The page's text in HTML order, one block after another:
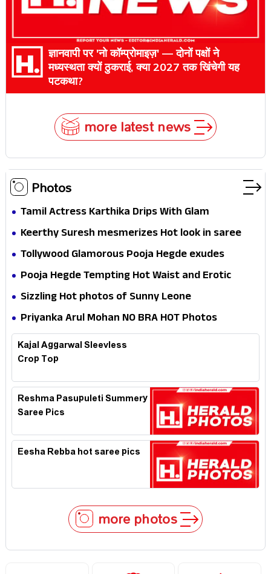
ज्ञानवापी पर 'नो कॉम्प्रोमाइज़' — दोनों पक्षों ने
मध्यस्थता क्यों ठुकराई, क्या 2027 तक खिंचेगी यह
पटकथा?
more latest news
Photos
Tamil Actress Karthika Drips With Glam
Keerthy Suresh mesmerizes Hot look in saree
Tollywood Glamorous Pooja Hegde exudes
Hotness
Pooja Hegde Tempting Hot Waist and Erotic
Expression in Black Saree
Sizzling Hot photos of Sunny Leone
Priyanka Arul Mohan NO BRA HOT Photos
Kajal Aggarwal Sleevless
Crop Top
Reshma Pasupuleti Summery
Saree Pics
Eesha Rebba hot saree pics
more photos